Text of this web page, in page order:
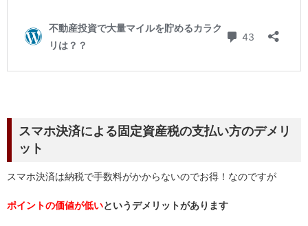
スマホ決済による固定資産税の支払い方のデメリ
ット
スマホ決済は納税で手数料がかからないのでお得！なのですが
ポイントの価値が低いというデメリットがあります